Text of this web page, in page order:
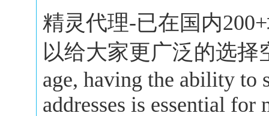
精灵代理-已在国内
以给大家更广泛的选择
age, having the ability to
addresses is essential